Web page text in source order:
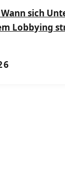
Wann sich
Lobbying